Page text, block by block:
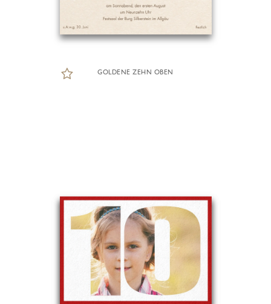
GOLDENE ZEHN OBEN